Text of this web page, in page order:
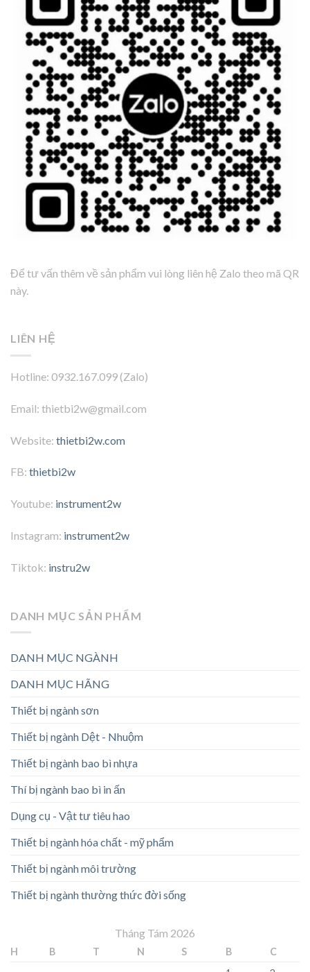
Để tư vấn thêm về sản phẩm vui lòng liên hệ Zalo theo mã QR
này.
LIÊN HỆ
Hotline: 0932.167.099 (Zalo)
Email: thietbi2w@gmail.com
Website: thietbi2w.com
FB: thietbi2w
Youtube: instrument2w
Instagram: instrument2w
Tiktok: instru2w
DANH MỤC SẢN PHẨM
DANH MỤC NGÀNH
DANH MỤC HÃNG
Thiết bị ngành sơn
Thiết bị ngành Dệt - Nhuộm
Thiết bị ngành bao bì nhựa
Thí bị ngành bao bì in ấn
Dụng cụ - Vật tư tiêu hao
Thiết bị ngành hóa chất - mỹ phẩm
Thiết bị ngành môi trường
Thiết bị ngành thường thức đời sống
Tháng Tám 2026
H B T N S B
C